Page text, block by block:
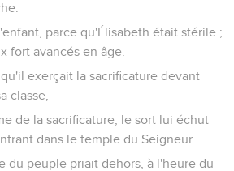
parce qu'Élisabeth était stérile ;
fort avancés en âge.
exerçait la sacrificature devant
classe,
de la sacrificature, le sort lui échut
dans le temple du Seigneur.
du peuple priait dehors, à l'heure du